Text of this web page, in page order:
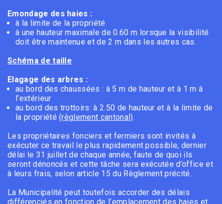
Emondage des haies :
à la limite de la propriété
à une hauteur maximale de 0.60 m lorsque la visibilité
doit être maintenue et de 2 m dans les autres cas.
Schéma de taille
Elagage des arbres :
au bord des chaussées : à 5 m de hauteur et à 1 m à
l’extérieur
au bord des trottoirs: à 2.50 de hauteur et à la limite de
la propriété(règlement cantonal).
Les propriétaires fonciers et fermiers sont invités à
exécuter ce travail le plus rapidement possible, dernier
délai le 31 juillet de chaque année, faute de quoi ils
seront dénoncés et cette tâche sera exécutée d’office et
à leurs frais, selon article 15 du Règlement précité.
La Municipalité peut toutefois accorder des délais
différenciés en fonction de l’emplacement des haies et